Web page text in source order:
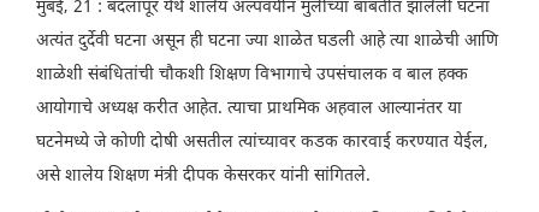
मुंबई, 21 : बदलापूर येथे शालेय अल्पवयीन मुलींच्या बाबतीत झालेली घटना
अत्यंत दुर्देवी घटना असून ही घटना ज्या शाळेत घडली आहे त्या शाळेची आणि
शाळेशी संबंधितांची चौकशी शिक्षण विभागाचे उपसंचालक व बाल हक्क
आयोगाचे अध्यक्ष करीत आहेत. त्याचा प्राथमिक अहवाल आल्यानंतर या
घटनेमध्ये जे कोणी दोषी असतील त्यांच्यावर कडक कारवाई करण्यात येईल,
असे शालेय शिक्षण मंत्री दीपक केसरकर यांनी सांगितले.